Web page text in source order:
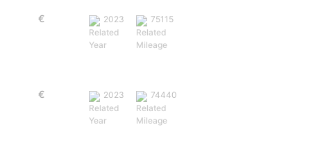
€ 2023 75115
€ 2023 74440